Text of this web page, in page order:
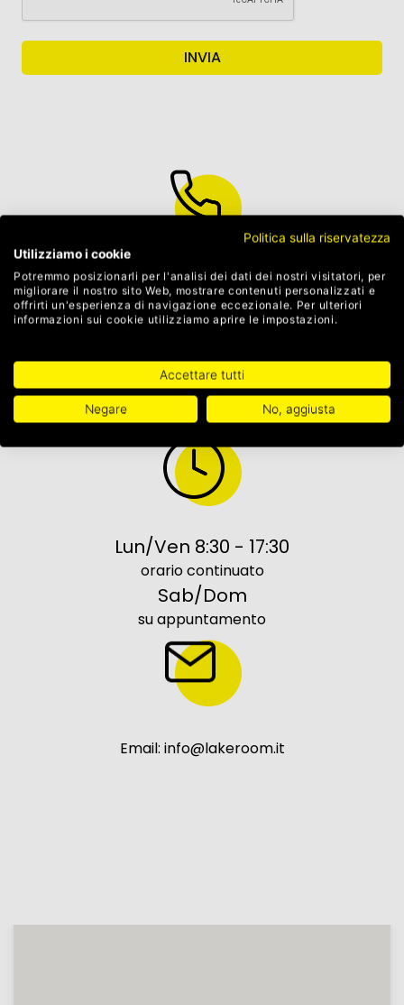
Tel: 0362 621674
Cell: 335 7188201
Lun/Ven 8:30 - 17:30
orario continuato
Sab/Dom
su appuntamento
Email: info@lakeroom.it
Politica sulla riservatezza
Utilizziamo i cookie
Potremmo posizionarli per l'analisi dei dati dei nostri visitatori, per
migliorare il nostro sito Web, mostrare contenuti personalizzati e
offrirti un'esperienza di navigazione eccezionale. Per ulteriori
informazioni sui cookie utilizziamo aprire le impostazioni.
Accettare tutti
Negare No, aggiusta